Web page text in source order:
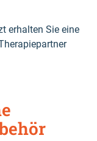
erhalten Sie eine